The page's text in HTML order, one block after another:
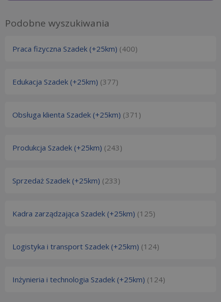
Podobne wyszukiwania
Praca fizyczna Szadek (+25km) (400)
Edukacja Szadek (+25km) (377)
Obsługa klienta Szadek (+25km) (371)
Produkcja Szadek (+25km) (243)
Sprzedaż Szadek (+25km) (233)
Kadra zarządzająca Szadek (+25km) (125)
Logistyka i transport Szadek (+25km) (124)
Inżynieria i technologia Szadek (+25km) (124)